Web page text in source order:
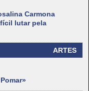
Carmona
lutar pela
ARTES